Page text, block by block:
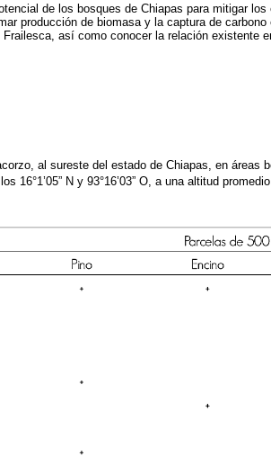
de los bosques de Chiapas para mitigar
producción de biomasa y la captura de carbono
así como conocer la relación existente
al sureste del estado de Chiapas, en áreas
16°1’05” N y 93°16’03” O, a una altitud